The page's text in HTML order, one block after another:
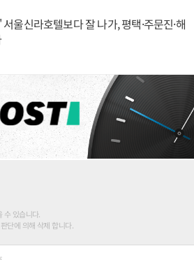
울신라호텔보다 잘 나가, 평택·주문진·해
수 있습니다.
단에 의해 삭제 합니다.